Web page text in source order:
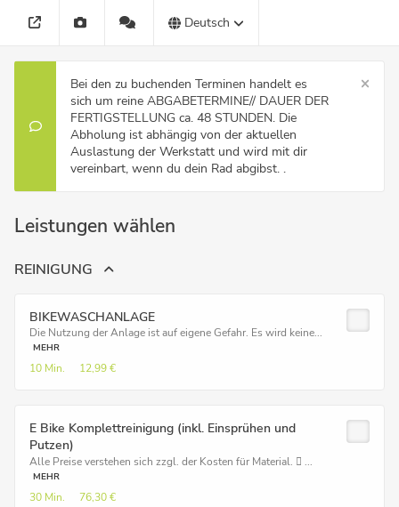
Deutsch
Bei den zu buchenden Terminen handelt es
sich um reine ABGABETERMINE// DAUER DER
FERTIGSTELLUNG ca. 48 STUNDEN. Die
Abholung ist abhängig von der aktuellen
Auslastung der Werkstatt und wird mit dir
vereinbart, wenn du dein Rad abgibst. .
Leistungen wählen
REINIGUNG
BIKEWASCHANLAGE
Die Nutzung der Anlage ist auf eigene Gefahr. Es wird keine...
MEHR
10 Min. 12,99 €
E Bike Komplettreinigung (inkl. Einsprühen und
Putzen)
Alle Preise verstehen sich zzgl. der Kosten für Material.  ...
MEHR
30 Min. 76,30 €